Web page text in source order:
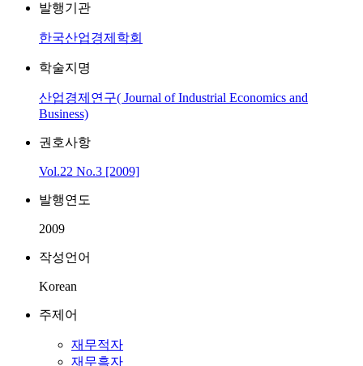
발행기관
한국산업경제학회
학술지명
산업경제연구( Journal of Industrial Economics and
Business)
권호사항
Vol.22 No.3 [2009]
발행연도
2009
작성언어
Korean
주제어
재무적자
재무흑자